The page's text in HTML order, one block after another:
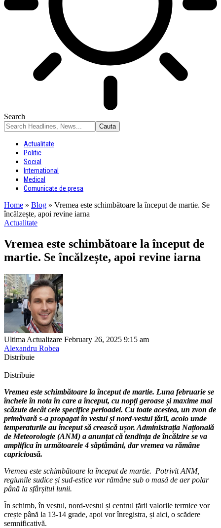
Search
Actualitate
Politic
Social
International
Medical
Comunicate de presa
Home » Blog » Vremea este schimbătoare la început de martie. Se
încălzește, apoi revine iarna
Actualitate
Vremea este schimbătoare la început de
martie. Se încălzește, apoi revine iarna
Ultima Actualizare February 26, 2025 9:15 am
Alexandru Robea
Distribuie
Distribuie
Vremea este schimbătoare la început de martie. Luna februarie se
încheie în nota în care a început, cu nopți geroase și maxime mai
scăzute decât cele specifice perioadei. Cu toate acestea, un zvon de
primăvară s-a propagat în vestul și nord-vestul țării, acolo unde
temperaturile au început să crească ușor. Administrația Națională
de Meteorologie (ANM) a anunțat că tendința de încălzire se va
amplifica în următoarele 4 săptămâni, dar vremea va rămâne
capricioasă.
Vremea este schimbătoare la început de martie. Potrivit ANM,
regiunile sudice și sud-estice vor rămâne sub o masă de aer polar
până la sfârșitul lunii.
În schimb, în vestul, nord-vestul și centrul țării valorile termice vor
crește până la 13-14 grade, apoi vor înregistra, și aici, o scădere
semnificativă.